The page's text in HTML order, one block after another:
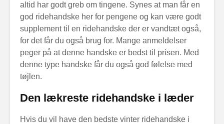
altid har godt greb om tingene. Synes at man får en
god ridehandske her for pengene og kan være godt
supplement til en ridehandske der er vandtæt også,
for det får du også brug for. Mange anmeldelser
peger på at denne handske er bedst til prisen. Med
denne type handske får du også god følelse med
tøjlen.
Den lækreste ridehandske i læder
Hvis du vil have den bedste vinter ridehandske i